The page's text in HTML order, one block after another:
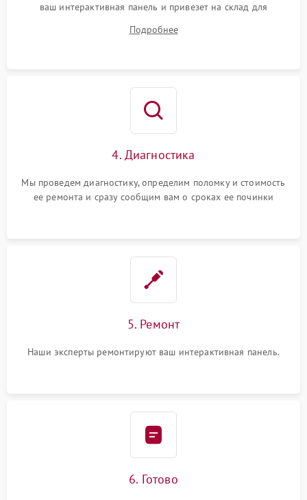
ваш интерактивная панель и привезет на склад для
Подробнее
4. Диагностика
Мы проведем диагностику, определим поломку и стоимость
ее ремонта и сразу сообщим вам о сроках ее починки
5. Ремонт
Наши эксперты ремонтируют ваш интерактивная панель.
6. Готово